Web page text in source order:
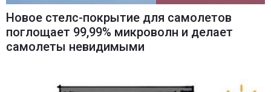
Новое стелс-покрытие для самолетов
поглощает 99,99% микроволн и делает
самолеты невидимыми